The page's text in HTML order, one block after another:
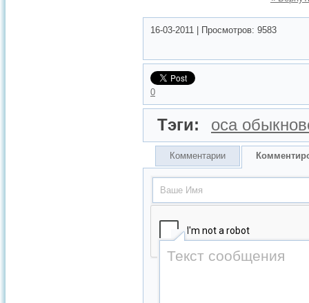
16-03-2011 Просмотров: 9583
0
Тэги: оса
Комментарии